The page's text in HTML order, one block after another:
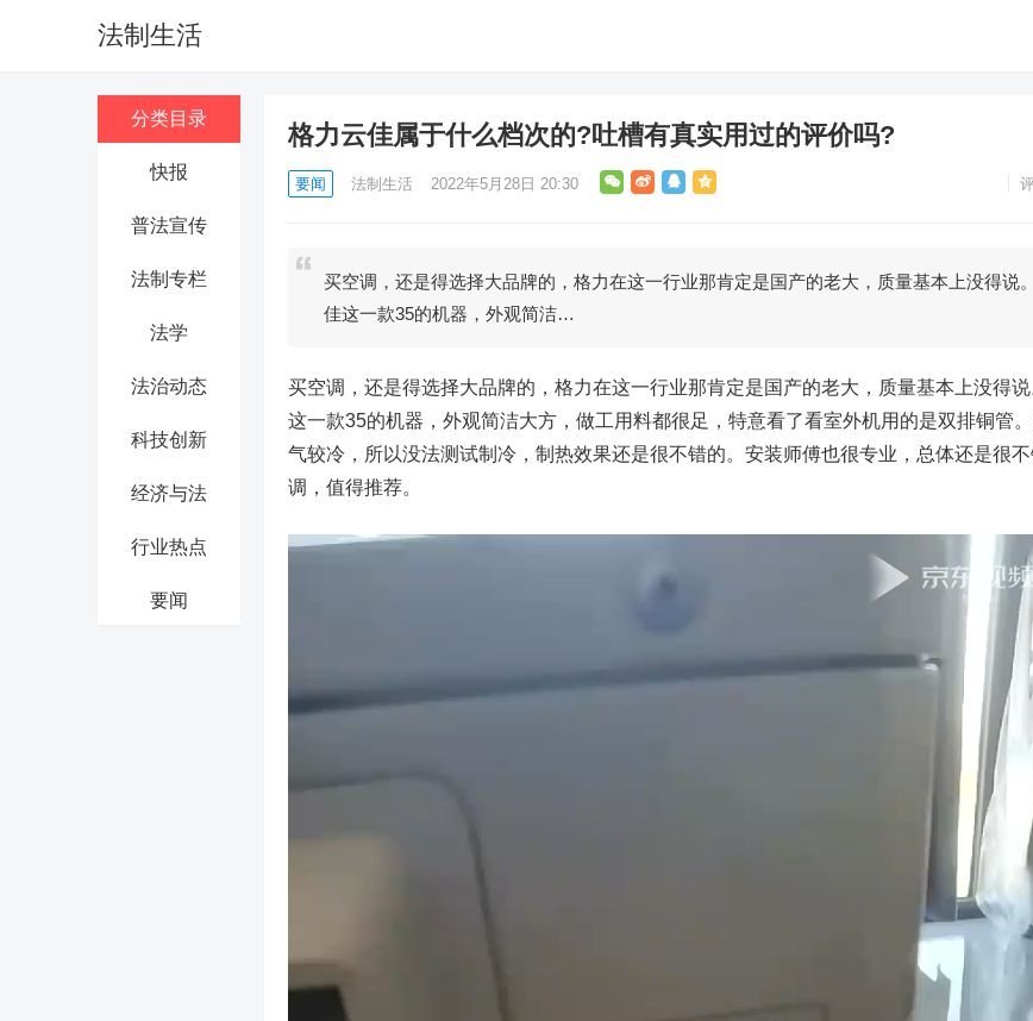
法制生活
分类目录
快报
普法宣传
法制专栏
法学
法治动态
科技创新
经济与法
行业热点
要闻
格力云佳属于什么档次的?吐槽有真实用过的评价吗?
要闻 法制生活 2022年5月28日 20:30
买空调，还是得选择大品牌的，格力在这一行业那肯定是国产的老大，质量基本上没得说
佳这一款35的机器，外观简洁…
买空调，还是得选择大品牌的，格力在这一行业那肯定是国产的老大，质量基本上没得
这一款35的机器，外观简洁大方，做工用料都很足，特意看了看室外机用的是双排铜管
气较冷，所以没法测试制冷，制热效果还是很不错的。安装师傅也很专业，总体还是很
调，值得推荐。
视